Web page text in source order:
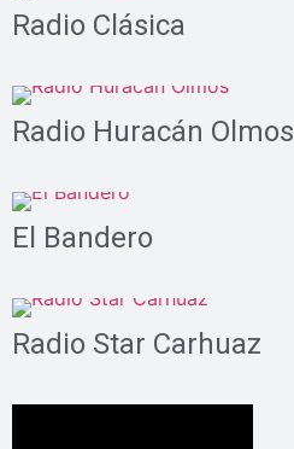
Radio Clásica
Radio Huracán Olmos
El Bandero
Radio Star Carhuaz